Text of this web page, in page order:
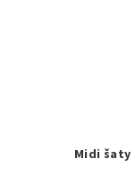
Midi šaty